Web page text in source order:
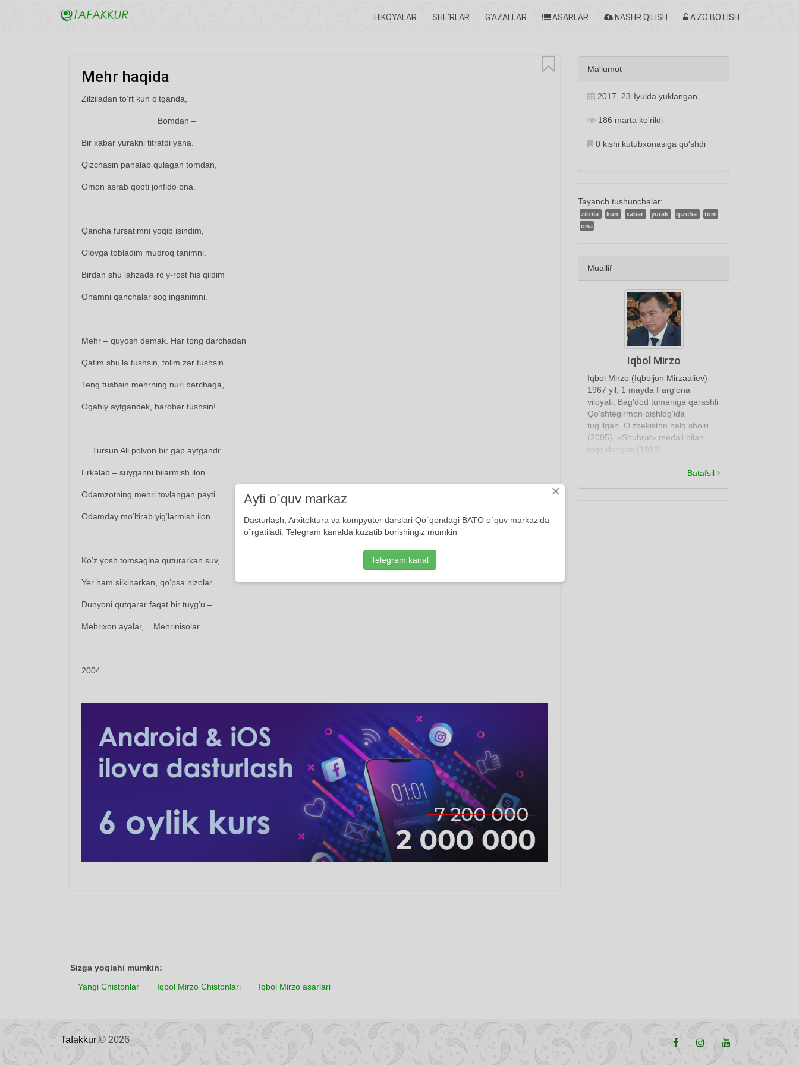
HIKOYALAR SHE'RLAR G'AZALLAR ASARLAR NASHR QILISH A'ZO BO'LISH
Mehr haqida
Zilziladan to‘rt kun o‘tganda,
Bomdan –
Bir xabar yurakni titratdi yana.
Qizchasin panalab qulagan tomdan,
Omon asrab qopti jonfido ona.
Qancha fursatimni yoqib isindim,
Olovga tobladim mudroq tanimni.
Birdan shu lahzada ro‘y-rost his qildim
Onamni qanchalar sog‘inganimni.
Mehr – quyosh demak. Har tong darchadan
Qatim shu’la tushsin, tolim zar tushsin.
Teng tushsin mehrning nuri barchaga,
Ogahiy aytgandek, barobar tushsin!
… Tursun Ali polvon bir gap aytgandi:
Erkalab – suyganni bilarmish ilon.
Odamzotning mehri tovlangan payti
Odamday mo‘ltirab yig‘larmish ilon.
Ko‘z yosh tomsagina quturarkan suv,
Yer ham silkinarkan, qo‘psa nizolar.
Dunyoni qutqarar faqat bir tuyg‘u –
Mehrixon ayalar, Mehrinisolar…
2004
Ma'lumot
2017, 23-Iyulda yuklangan
186 marta ko'rildi
0 kishi kutubxonasiga qo'shdi
Tayanch tushunchalar:
zilzila kun xabar yurak qizcha
tom
ona
Muallif
Iqbol Mirzo
Iqbol Mirzo (Iqboljon Mirzaaliev)
1967 yil, 1 mayda Farg'ona
viloyati, Bag'dod tumaniga qarashli
Qo'shtegirmon qishlog'ida
tug'ilgan. O'zbekiston halq shoiri
(2005). «Shuhrat» medali bilan
taqdirlangan (1999).
Batafsil
Sizga yoqishi mumkin:
Yangi Chistonlar
Iqbol Mirzo Chistonlari Iqbol Mirzo asarlari
Tafakkur© 2026
×
Ayti o`quv markaz
Dasturlash, Arxitektura va kompyuter darslari Qo`qondagi BATO o`quv markazida
o`rgatiladi. Telegram kanalda kuzatib borishingiz mumkin
Telegram kanal